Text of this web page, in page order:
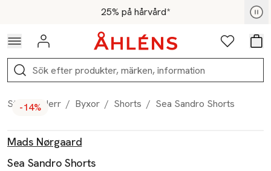
Hoppa till navigationsmenyn25% på hårvård*
För medlemmar - Shoppa nu
Logga in Favoriter
Sök
Start / Herr / Byxor / Shorts / Sea Sandro Shorts
-14%
Mads Nørgaard
Sea Sandro Shorts